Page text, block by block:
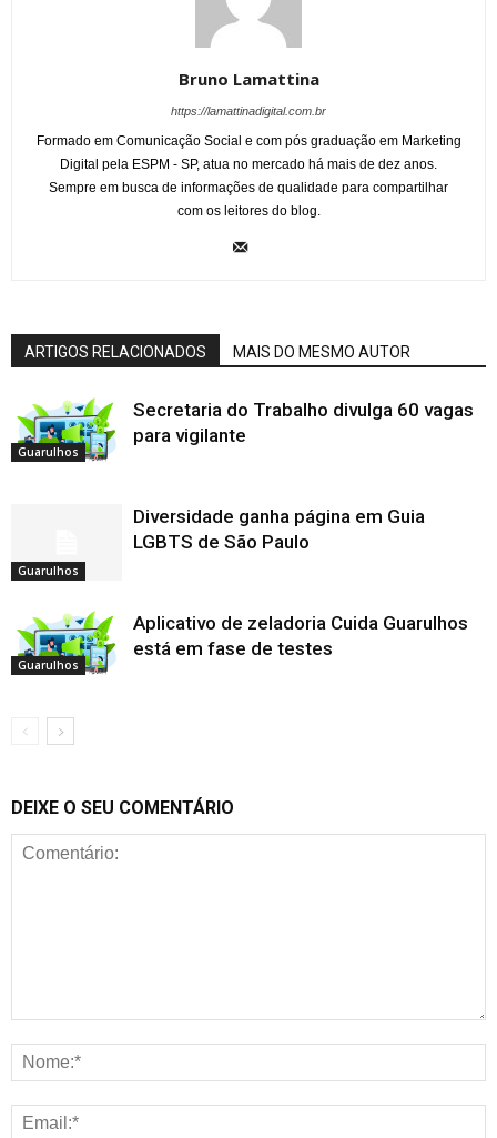
Bruno Lamattina
https://lamattinadigital.com.br
Formado em Comunicação Social e com pós graduação em Marketing
Digital pela ESPM - SP, atua no mercado há mais de dez anos.
Sempre em busca de informações de qualidade para compartilhar
com os leitores do blog.
ARTIGOS RELACIONADOS MAIS DO MESMO AUTOR
Guarulhos
Secretaria do Trabalho divulga 60 vagas
para vigilante
Guarulhos
Diversidade ganha página em Guia
LGBTS de São Paulo
Guarulhos
Aplicativo de zeladoria Cuida Guarulhos
está em fase de testes
DEIXE O SEU COMENTÁRIO